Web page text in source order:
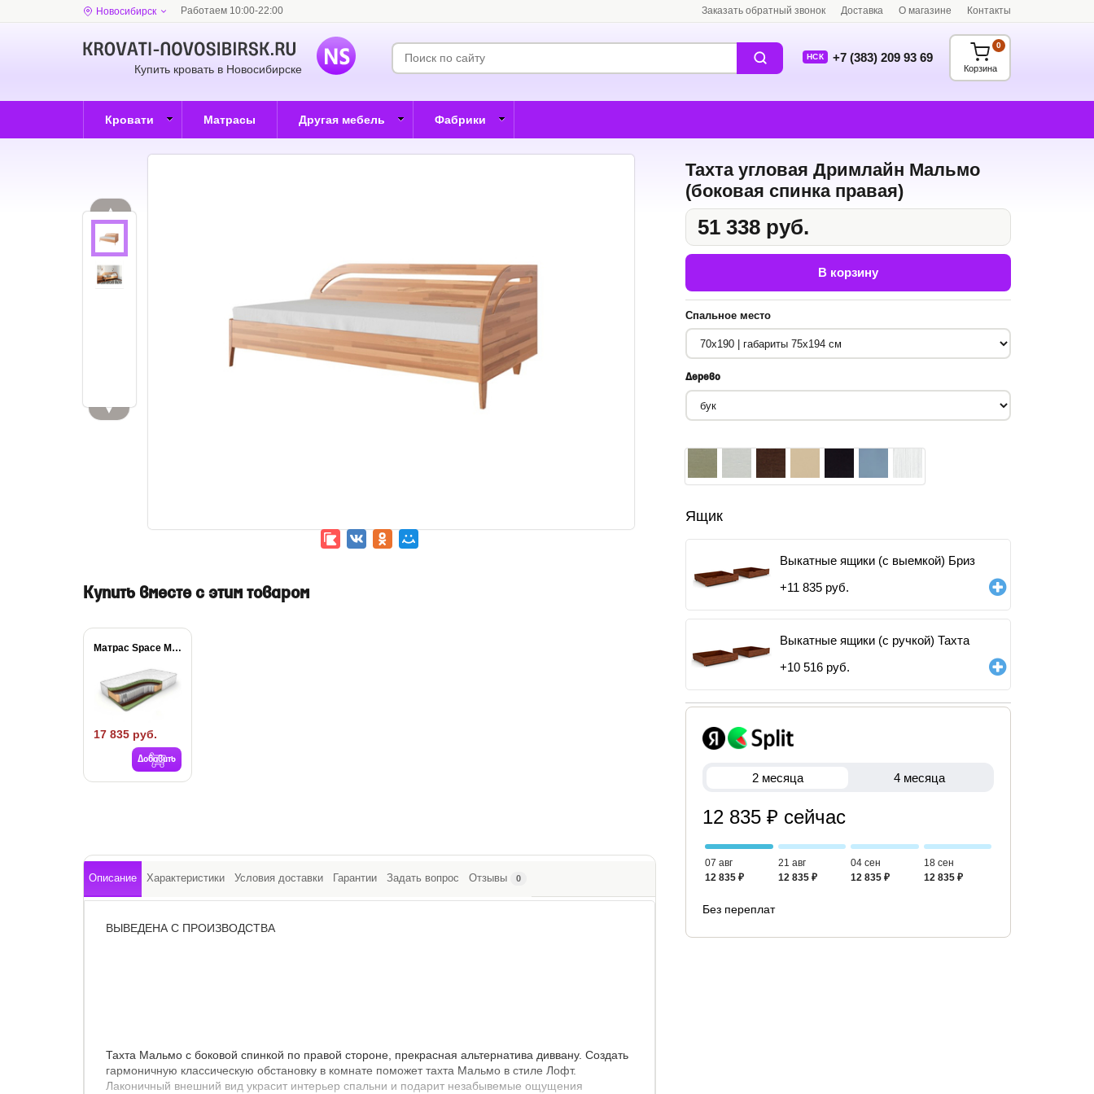
Новосибирск Работаем 10:00-22:00 Заказать обратный звонок Доставка О магазине Контакты
Купить кровать в Новосибирске
НСК +7 (383) 209 93 69
Корзина
0
Кровати Матрасы Другая мебель Фабрики
▲
▼
Тахта угловая Дримлайн Мальмо
(боковая спинка правая)
51 338 руб.
В корзину
Спальное место
Дерево
Ящик
Выкатные ящики (с выемкой) Бриз
+11 835 руб.
Выкатные ящики (с ручкой) Тахта
+10 516 руб.
2 месяца 4 месяца
12 835 ₽ сейчас
07 авг
12 835 ₽
21 авг
12 835 ₽
04 сен
12 835 ₽
18 сен
12 835 ₽
Без переплат
Купить вместе с этим товаром
Матрас Space Massage...
17 835 руб.
Добавить
Описание Характеристики Условия доставки Гарантии Задать вопрос Отзывы 0
ВЫВЕДЕНА С ПРОИЗВОДСТВА
Тахта Мальмо с боковой спинкой по правой стороне, прекрасная альтернатива диввану. Создать
гармоничную классическую обстановку в комнате поможет тахта Мальмо в стиле Лофт.
Лаконичный внешний вид украсит интерьер спальни и подарит незабывемые ощущения